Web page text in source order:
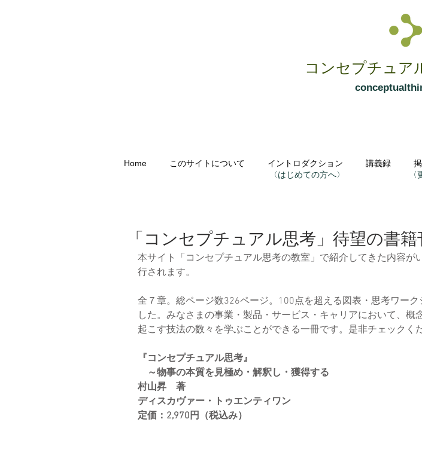
コンセプチュア
Home このサイトについて イントロダクション 講義録
〈はじめての方へ〉
「コンセプチュアル思考」待望の書籍
本サイト「コンセプチュアル思考の教室」で紹介してきた内容が
行されます。
全７章。総ページ数326ページ。100点を超える図表・思考ワーク
した。みなさまの事業・製品・サービス・キャリアにおいて、概
起こす技法の数々を学ぶことができる一冊です。是非チェックく
『コンセプチュアル思考』
～物事の本質を見極め・解釈し・獲得する
村山昇　著
ディスカヴァー・トゥエンティワン
定価：2,970円（税込み）